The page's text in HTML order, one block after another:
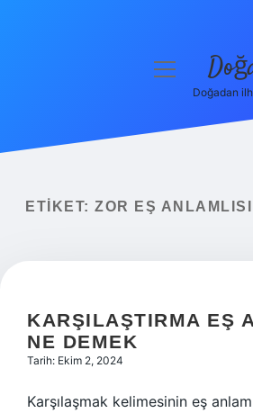
Yasal Uyarı
menüyü
Doğadan
ETIKET: ZOR EŞ
KARŞILAŞTIRMA EŞ
NE DEMEK
Tarih: Ekim 2, 2024
Karşılaşmak kelimesinin eş